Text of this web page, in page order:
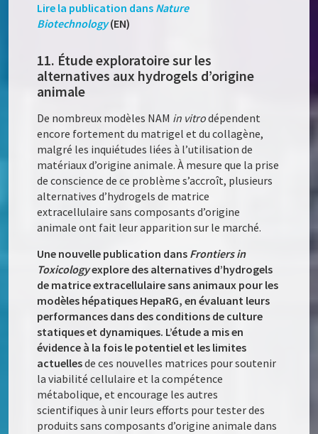
Lire la publication dans Nature
Biotechnology(EN)
11. Étude exploratoire sur les
alternatives aux hydrogels d’origine
animale
De nombreux modèles NAM in vitrodépendent
encore fortement du matrigel et du collagène,
malgré les inquiétudes liées à l’utilisation de
matériaux d’origine animale. À mesure que la prise
de conscience de ce problème s’accroît, plusieurs
alternatives d’hydrogels de matrice
extracellulaire sans composants d’origine
animale ont fait leur apparition sur le marché.
Une nouvelle publication dans Frontiers in
Toxicologyexplore des alternatives d’hydrogels
de matrice extracellulaire sans animaux pour les
modèles hépatiques HepaRG, en évaluant leurs
performances dans des conditions de culture
statiques et dynamiques. L’étude a mis en
évidence à la fois le potentiel et les limites
actuellesde ces nouvelles matrices pour soutenir
la viabilité cellulaire et la compétence
métabolique, et encourage les autres
scientifiques à unir leurs efforts pour tester des
produits sans composants d’origine animale dans